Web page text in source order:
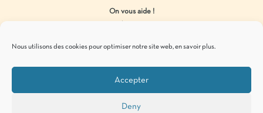
Nous utilisons des cookies pour optimiser notre site web, en savoir plus.
Accepter
Deny
On vous aide !
Produits en vrac
Pour vous tenir informés de
zéro déchet, c’est par ici !